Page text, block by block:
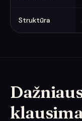
Struktūra